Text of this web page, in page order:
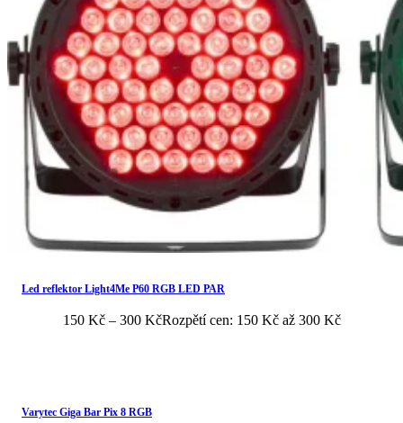
Led reflektor Light4Me P60 RGB LED PAR
150 Kč – 300 KčRozpětí cen: 150 Kč až 300 Kč
Varytec Giga Bar Pix 8 RGB